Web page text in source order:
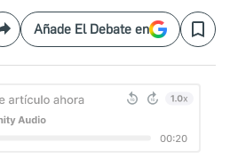
CompartirAñade El Debate en Save